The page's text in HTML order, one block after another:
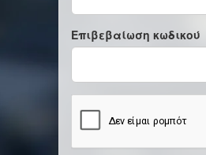
Επιβεβαίωση κωδικού